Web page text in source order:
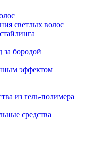
светлых волос
за бородой
эффектом
из гель-полимера
средства